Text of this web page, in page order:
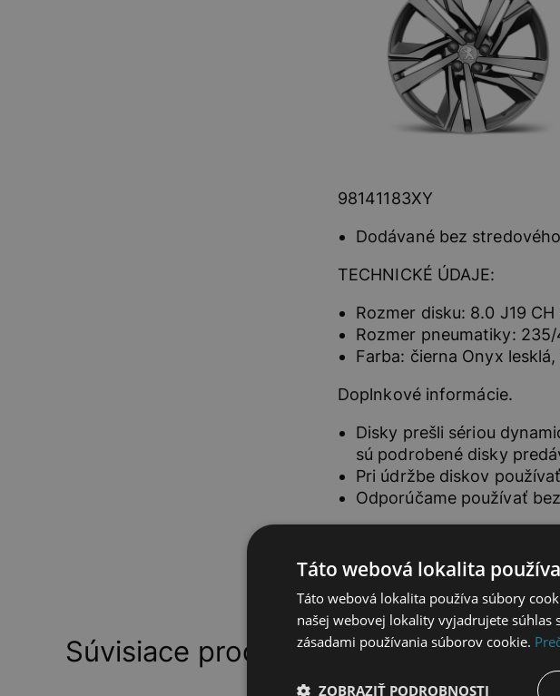
98141183XY
Dodávané bez
TECHNICKÉ ÚDAJE:
Rozmer disku: 8.0 J19
Rozmer pneumatiky: 235/
Farba: čierna Onyx
Doplnkové informácie.
Disky prešli sériou
sú podrobené disky
Pri údržbe diskov
Odporúčame používať
Súvisiace produkty
Táto webová lokalita
Táto webová lokalita používa súbory
našej webovej lokality vyjadrujete súhlas
zásadami používania súborov cookie.
ZOBRAZIŤ PODROBNOSTI